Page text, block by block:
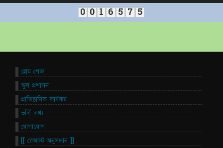
0 0 1 6 5 7 5
হোম পেজ
স্কুল প্রশাসন
প্রাতিষ্ঠানিক কার্যকম
ভর্তি তথ্য
যোগাযোগ
[[ রেজাল্ট অনুসন্ধান ]]